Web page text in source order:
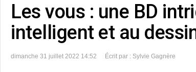
Les vous : une BD
intelligent et au
dimanche 31 juillet 2022 14:52 Écrit par : Sylvie Gagnère